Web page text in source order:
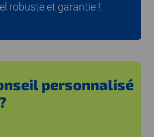
robuste et garantie !
personnalisé